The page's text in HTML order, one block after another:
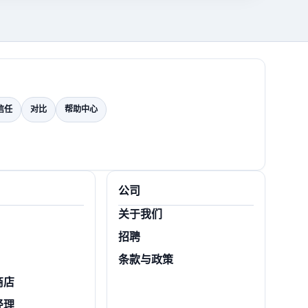
任 对比 帮助中心
店
理
公司
关于我们
招聘
条款与政策